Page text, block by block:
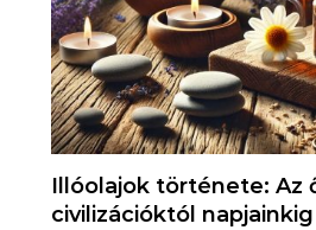
Illóolajok története: Az
civilizációktól napjainkig